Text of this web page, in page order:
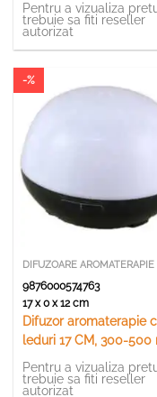
Pentru a vizualiza
trebuie sa fiti reseller
autorizat
-%
DIFUZOARE AROMATERAPIE
9876000574763
17 x 0 x 12 cm
Difuzor aromaterapie
leduri 17 CM, 300-500
Pentru a vizualiza
trebuie sa fiti reseller
autorizat